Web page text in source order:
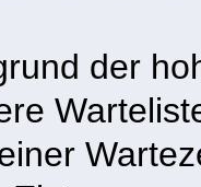
der